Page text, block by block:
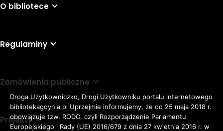
O bibliotece
Regulaminy
Zamówienia publiczne
Projekty
Droga Użytkowniczko, Drogi Użytkowniku portalu internetowego
bibliotekagdynia.pl Uprzejmie informujemy, że od 25 maja 2018 r.
obowiązuje tzw. RODO, czyli Rozporządzenie Parlamentu
Europejskiego i Rady (UE) 2016/679 z dnia 27 kwietnia 2016 r. w